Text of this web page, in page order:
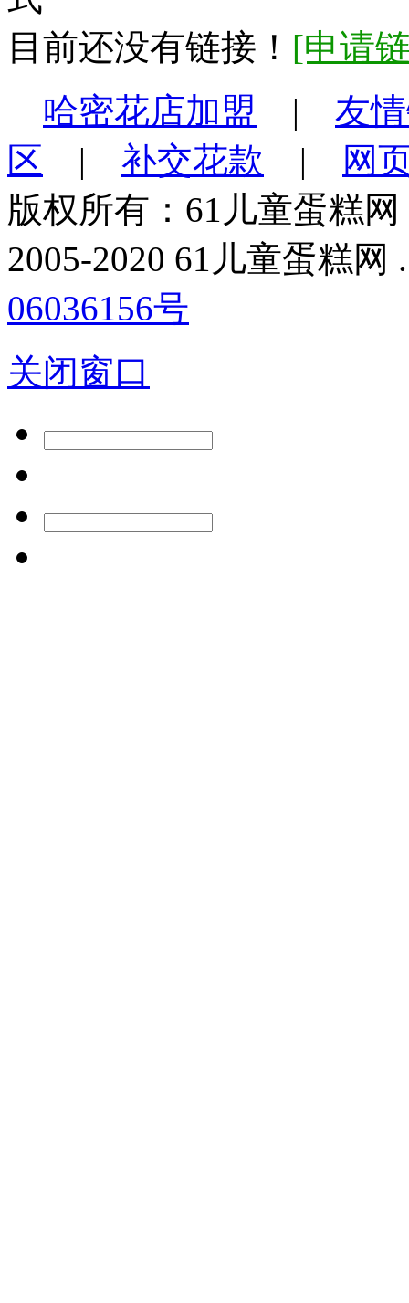
目前还没有链接！ [申请
哈密花店加盟 | 友
区 | 补交花款 |
网
版权所有：61儿童蛋糕
2005-2020 61儿童蛋糕网
06036156号
关闭窗口